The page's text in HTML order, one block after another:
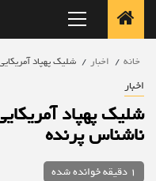
اصلی
خانه اخبار شلیک پهپاد
اخبار
شلیک پهپاد
ناشناس پرنده
1 دقیقه خوانده شده